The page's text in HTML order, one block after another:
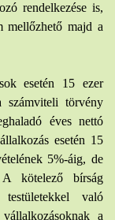
rendelkezése is,
mellőzhető majd a
esetén 15 ezer
törvény
éves nettó
esetén 15
5%-áig, de
kötelező bírság
való
a